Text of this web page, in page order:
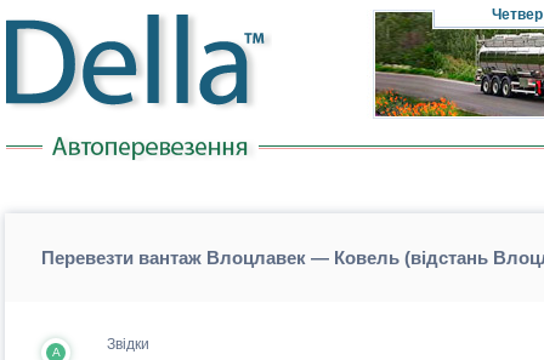
Четвер
Перевезти вантаж Влоцлавек — Ковель (відстань
A Звідки